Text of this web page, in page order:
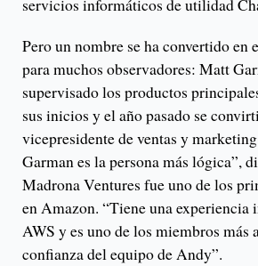
servicios informáticos de utilidad
Pero un nombre se ha convertido en
para muchos observadores: Matt
supervisado los productos
sus inicios y el año pasado se
vicepresidente de ventas y
Garman es la persona más lógica”,
Madrona Ventures fue uno de los
en Amazon. “Tiene una experiencia
AWS y es uno de los miembros más
confianza del equipo de Andy”.